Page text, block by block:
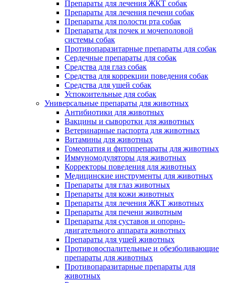
Препараты для лечения ЖКТ собак
Препараты для лечения печени собак
Препараты для полости рта собак
Препараты для почек и мочеполовой
системы собак
Противопаразитарные препараты для собак
Сердечные препараты для собак
Средства для глаз собак
Средства для коррекции поведения собак
Средства для ушей собак
Успокоительные для собак
Универсальные препараты для животных
Антибиотики для животных
Вакцины и сыворотки для животных
Ветеринарные паспорта для животных
Витамины для животных
Гомеопатия и фитопрепараты для животных
Иммуномодуляторы для животных
Корректоры поведения для животных
Медицинские инструменты для животных
Препараты для глаз животных
Препараты для кожи животных
Препараты для лечения ЖКТ животных
Препараты для печени животным
Препараты для суставов и опорно-
двигательного аппарата животных
Препараты для ушей животных
Противовоспалительные и обезболивающие
препараты для животных
Противопаразитарные препараты для
животных